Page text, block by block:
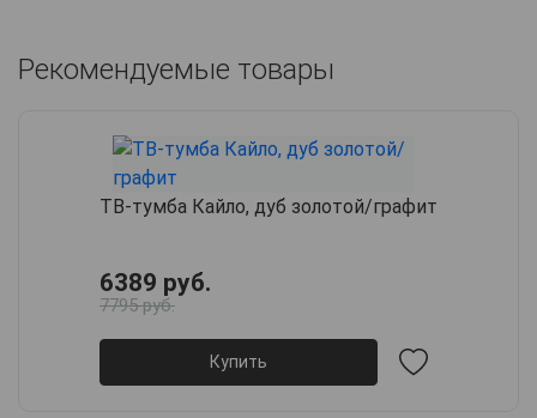
Рекомендуемые товары
ТВ-тумба Кайло, дуб золотой/графит
6389 руб.
7795 руб.
Купить